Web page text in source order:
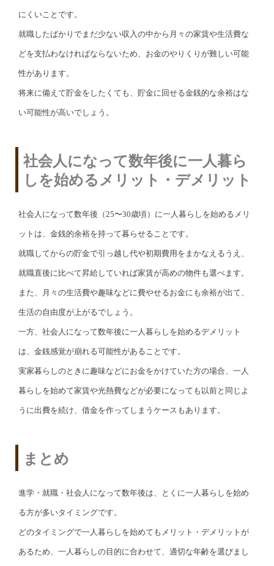
にくいことです。
就職したばかりでまだ少ない収入の中から月々の家賃や生活費な
どを支払わなければならないため、お金のやりくりが難しい可能
性があります。
将来に備えて貯金をしたくても、貯金に回せる金銭的な余裕はな
い可能性が高いでしょう。
社会人になって数年後に一人暮ら
しを始めるメリット・デメリット
社会人になって数年後（25〜30歳頃）に一人暮らしを始めるメリ
ットは、金銭的余裕を持って暮らせることです。
就職してからの貯金で引っ越し代や初期費用をまかなえるうえ、
就職直後に比べて昇給していれば家賃が高めの物件も選べます。
また、月々の生活費や趣味などに費やせるお金にも余裕が出て、
生活の自由度が上がるでしょう。
一方、社会人になって数年後に一人暮らしを始めるデメリット
は、金銭感覚が崩れる可能性があることです。
実家暮らしのときに趣味などにお金をかけていた方の場合、一人
暮らしを始めて家賃や光熱費などが必要になっても以前と同じよ
うに出費を続け、借金を作ってしまうケースもあります。
まとめ
進学・就職・社会人になって数年後は、とくに一人暮らしを始め
る方が多いタイミングです。
どのタイミングで一人暮らしを始めてもメリット・デメリットが
あるため、一人暮らしの目的に合わせて、適切な年齢を選びまし